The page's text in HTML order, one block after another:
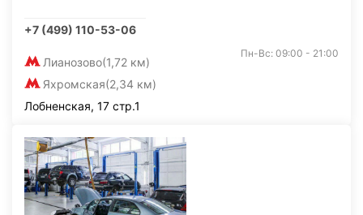
+7 (499) 110-53-06
Лианозово(1,72 км)
Яхромская(2,34 км)
Пн-Вс: 09:00 - 21:00
Лобненская, 17 стр.1